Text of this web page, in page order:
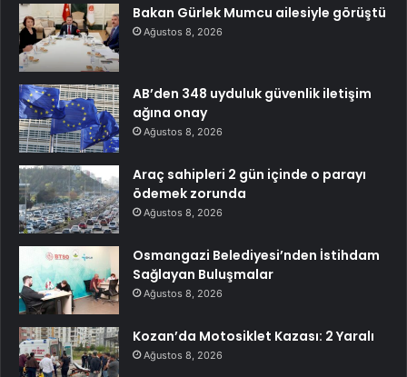
Bakan Gürlek Mumcu ailesiyle görüştü
Ağustos 8, 2026
AB’den 348 uyduluk güvenlik iletişim
ağına onay
Ağustos 8, 2026
Araç sahipleri 2 gün içinde o parayı
ödemek zorunda
Ağustos 8, 2026
Osmangazi Belediyesi’nden İstihdam
Sağlayan Buluşmalar
Ağustos 8, 2026
Kozan’da Motosiklet Kazası: 2 Yaralı
Ağustos 8, 2026